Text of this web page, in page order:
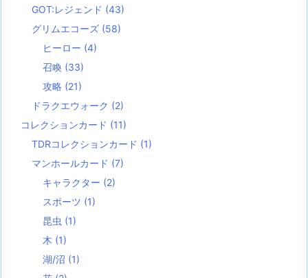
GOT:レジェンド (43)
グリムエコーズ (58)
ヒーロー (4)
召喚 (33)
攻略 (21)
ドラクエウォーク (2)
コレクションカード (11)
TDRコレクションカード (1)
マンホールカード (7)
キャラクター (2)
スポーツ (1)
昆虫 (1)
木 (1)
湖/沼 (1)